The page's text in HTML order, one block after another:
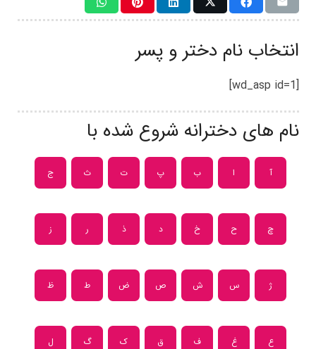
انتخاب نام دختر و پسر
[wd_asp id=1]
نام های دخترانه شروع شده با
آ ا ب پ ت ث ج
چ ح خ د ذ ر ز
ژ س ش ص ض ط ظ
ع غ ف ق ک گ ل